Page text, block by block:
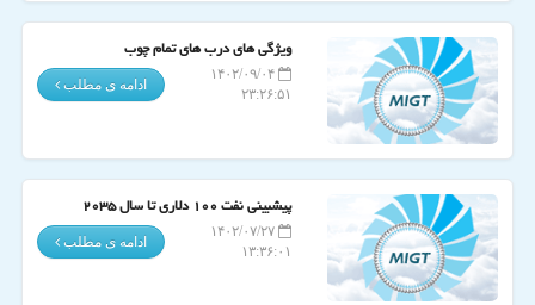
ویژگی های درب های تمام چوب
۱۴۰۲/۰۹/۰۴
۲۳:۲۶:۵۱
ادامه ی مطلب
پیشبینی نفت ۱۰۰ دلاری تا سال ۲۰۳۵
۱۴۰۲/۰۷/۲۷
۱۳:۳۶:۰۱
ادامه ی مطلب